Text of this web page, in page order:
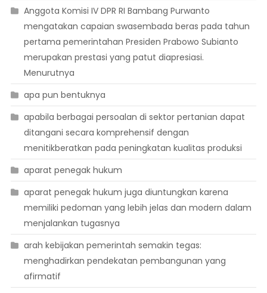
Anggota Komisi IV DPR RI Bambang Purwanto
mengatakan capaian swasembada beras pada tahun
pertama pemerintahan Presiden Prabowo Subianto
merupakan prestasi yang patut diapresiasi.
Menurutnya
apa pun bentuknya
apabila berbagai persoalan di sektor pertanian dapat
ditangani secara komprehensif dengan
menitikberatkan pada peningkatan kualitas produksi
aparat penegak hukum
aparat penegak hukum juga diuntungkan karena
memiliki pedoman yang lebih jelas dan modern dalam
menjalankan tugasnya
arah kebijakan pemerintah semakin tegas:
menghadirkan pendekatan pembangunan yang
afirmatif